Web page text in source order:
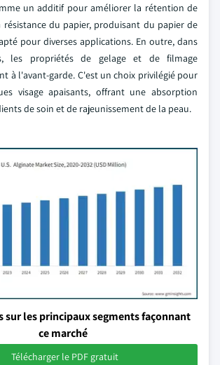
un additif pour améliorer la rétention de
résistance du papier, produisant du papier de
pour diverses applications. En outre, dans
les propriétés de gelage et de filmage
à l'avant-garde. C'est un choix privilégié pour
visage apaisants, offrant une absorption
de soin et de rajeunissement de la peau.
sur les principaux segments façonnant
ce marché
Télécharger le PDF gratuit